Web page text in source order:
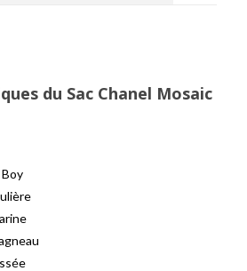
du Sac Chanel Mosaic